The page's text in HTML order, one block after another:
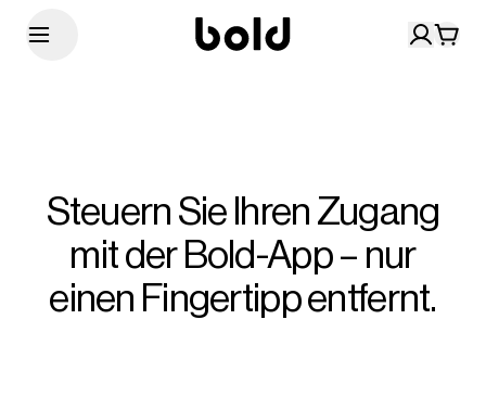
Steuern Sie Ihren Zugang
mit der Bold-App – nur
einen Fingertipp entfernt.